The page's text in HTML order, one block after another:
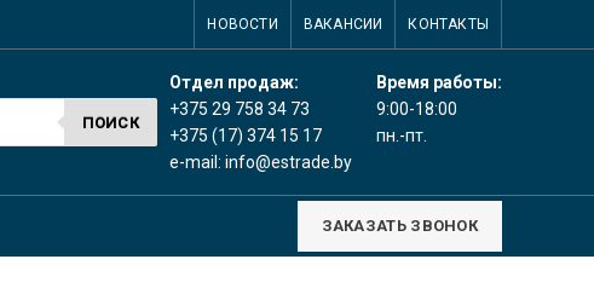
НОВОСТИ ВАКАНСИИ КОНТАКТЫ
ПОИСК
Отдел продаж:
+375 29 758 34 73
+375 (17) 374 15 17
e-mail: info@estrade.by
Время работы:
9:00-18:00
пн.-пт.
ЗАКАЗАТЬ ЗВОНОК